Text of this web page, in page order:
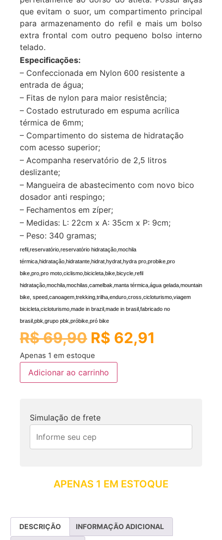
que evitam o suor, um compartimento principal
para armazenamento do refil e mais um bolso
extra frontal com outro pequeno bolso interno
telado.
Especificações:
– Confeccionada em Nylon 600 resistente a
entrada de água;
– Fitas de nylon para maior resistência;
– Costado estruturado em espuma acrílica
térmica de 6mm;
– Compartimento do sistema de hidratação
com acesso superior;
– Acompanha reservatório de 2,5 litros
deslizante;
– Mangueira de abastecimento com novo bico
dosador anti respingo;
– Fechamentos em zíper;
– Medidas: L: 22cm x A: 35cm x P: 9cm;
– Peso: 340 gramas;
refil,reservatório,reservatório hidratação,mochila
térmica,hidratação,hidratante,hidrat,hydrat,hydra pro,probike,pro
bike,pro,pro moto,ciclismo,bicicleta,bike,bicycle,refil
hidratação,mochila,mochilas,camelbak,manta térmica,água gelada,mountain
bike, speed,canoagem,trekking,trilha,enduro,cross,cicloturismo,viagem
bicicleta,cicloturismo,made in brazil,made in brasil,fabricado no
brasil,pbk,grupo pbk,próbike,pró bike
R$69,90 R$ 62,91
Apenas 1 em estoque
Adicionar ao carrinho
Simulação de frete
APENAS 1 EM ESTOQUE
DESCRIÇÃO INFORMAÇÃO ADICIONAL